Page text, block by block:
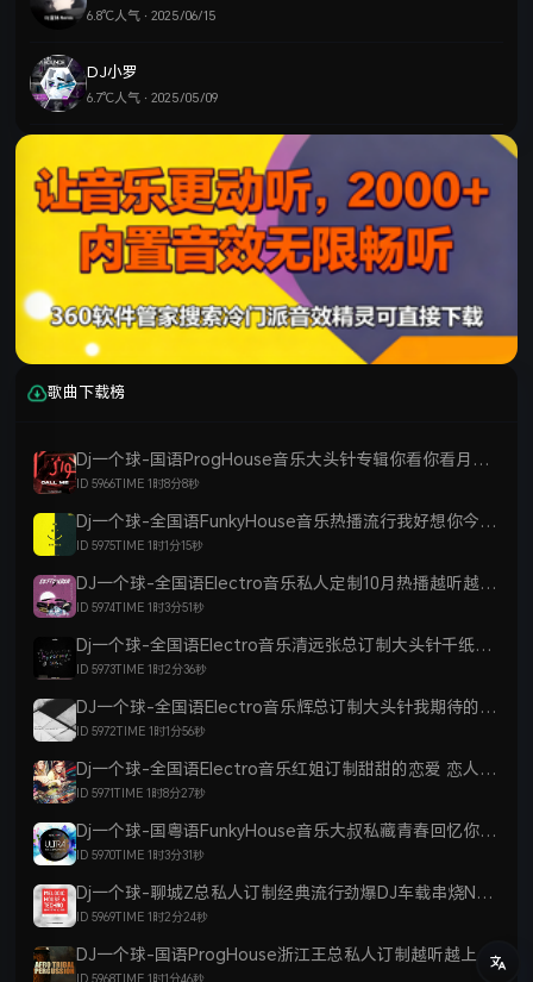
6.8℃人气 · 2025/06/15
DJ小罗
6.7℃人气 · 2025/05/09
歌曲下载榜
Dj一个球-国语ProgHouse音乐大头针专辑你看你看月亮的脸上头劲爆DJ车载串烧NO.30
ID 5966TIME 1时8分8秒
Dj一个球-全国语FunkyHouse音乐热播流行我好想你今晚我是你的人劲爆DJ车载串烧NO.26
ID 5975TIME 1时1分15秒
DJ一个球-全国语Electro音乐私人定制10月热播越听越上头劲爆DJ车载串烧NO.12
ID 5974TIME 1时3分51秒
Dj一个球-全国语Electro音乐清远张总订制大头针千纸鹤上头劲爆DJ车载串烧NO.35
ID 5973TIME 1时2分36秒
DJ一个球-全国语Electro音乐辉总订制大头针我期待的不是雪劲爆dj串烧NO.37
ID 5972TIME 1时1分56秒
Dj一个球-全国语Electro音乐红姐订制甜甜的恋爱 恋人心 有点甜上头劲爆DJ车载串烧NO.33
ID 5971TIME 1时8分27秒
Dj一个球-国粤语FunkyHouse音乐大叔私藏青春回忆你听过几首劲爆dj车载串烧NO.36
ID 5970TIME 1时3分31秒
Dj一个球-聊城Z总私人订制经典流行劲爆DJ车载串烧NO.23
ID 5969TIME 1时2分24秒
DJ一个球-国语ProgHouse浙江王总私人订制越听越上头劲爆DJ车载串烧NO.22
ID 5968TIME 1时1分46秒